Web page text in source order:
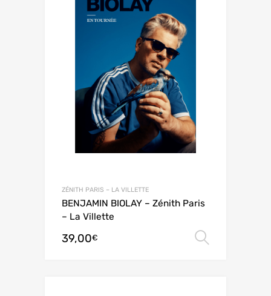
ZÉNITH PARIS – LA VILLETTE
BENJAMIN BIOLAY – Zénith Paris
– La Villette
39,00€